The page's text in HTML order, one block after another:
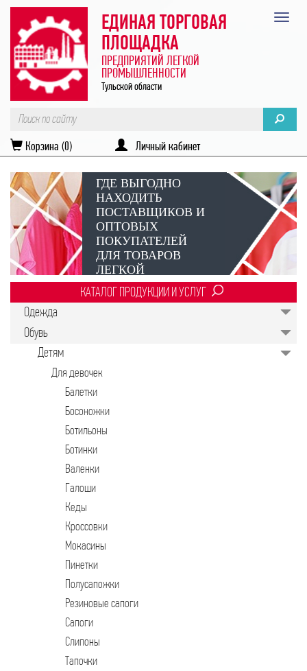
ЕДИНАЯ ТОРГОВАЯ
ПЛОЩАДКА
ПРЕДПРИЯТИЙ ЛЕГКОЙ
ПРОМЫШЛЕННОСТИ
Тульской области
Корзина (0) Личный кабинет
ГДЕ ВЫГОДНО
НАХОДИТЬ
ПОСТАВЩИКОВ И
ОПТОВЫХ
ПОКУПАТЕЛЕЙ
ДЛЯ ТОВАРОВ
ЛЕГКОЙ
ПРОМЫШЛЕННОСТИ?
Век онлайн-коммуникаций
посредников, позволяет закупочная
КАТАЛОГ ПРОДУКЦИИ И УСЛУГ
Одежда
Обувь
Детям
Для девочек
Балетки
Босоножки
Ботильоны
Ботинки
Валенки
Галоши
Кеды
Кроссовки
Мокасины
Пинетки
Полусапожки
Резиновые сапоги
Сапоги
Слипоны
Тапочки